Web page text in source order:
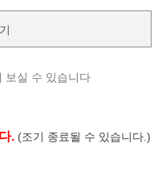
보실 수 있습니다
. (조기 종료될 수 있습니다.)